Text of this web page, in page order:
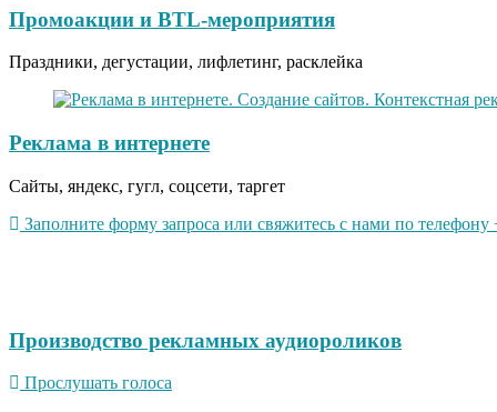
Промоакции и BTL-мероприятия
Праздники, дегустации, лифлетинг, расклейка
Реклама в интернете
Сайты, яндекс, гугл, соцсети, таргет
Заполните форму запроса или свяжитесь с нами по
Производство рекламных аудиороликов
Прослушать голоса